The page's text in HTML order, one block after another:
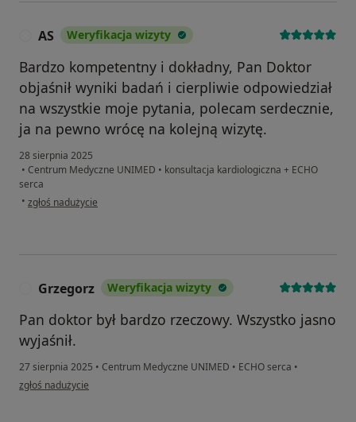
AS Weryfikacja wizyty
Bardzo kompetentny i dokładny, Pan Doktor
objaśnił wyniki badań i cierpliwie odpowiedział
na wszystkie moje pytania, polecam serdecznie,
ja na pewno wrócę na kolejną wizytę.
28 sierpnia 2025
• Centrum Medyczne UNIMED • konsultacja kardiologiczna + ECHO
serca
• w opinii użytkownika AS
zgłoś nadużycie
Grzegorz Weryfikacja wizyty
Pan doktor był bardzo rzeczowy. Wszystko jasno
wyjaśnił.
27 sierpnia 2025 • Centrum Medyczne UNIMED • ECHO serca •
w opinii użytkownika Grzegorz
zgłoś nadużycie